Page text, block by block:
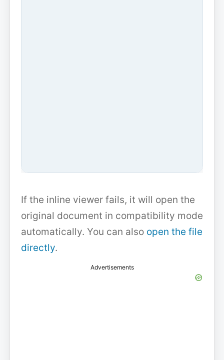
If the inline viewer fails, it will open the
original document in compatibility mode
automatically. You can also open the file
directly.
Advertisements